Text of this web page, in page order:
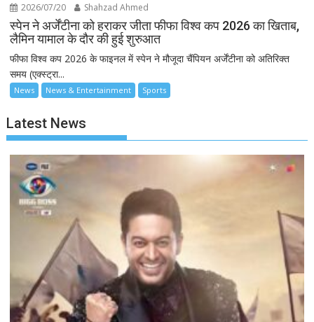
2026/07/20 Shahzad Ahmed
स्पेन ने अर्जेंटीना को हराकर जीता फीफा विश्व कप 2026 का खिताब,
लैमिन यामाल के दौर की हुई शुरुआत
फीफा विश्व कप 2026 के फाइनल में स्पेन ने मौजूदा चैंपियन अर्जेंटीना को अतिरिक्त
समय (एक्स्ट्रा...
News News & Entertainment Sports
Latest News